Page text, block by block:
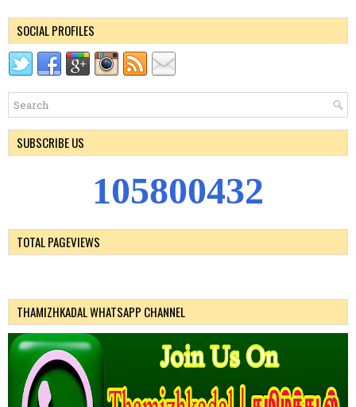
SOCIAL PROFILES
SUBSCRIBE US
105800432
TOTAL PAGEVIEWS
THAMIZHKADAL WHATSAPP CHANNEL